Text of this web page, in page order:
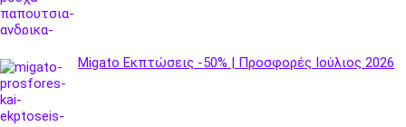
Migato Εκπτώσεις -50% | Προσφορές Ιούλιος 2026